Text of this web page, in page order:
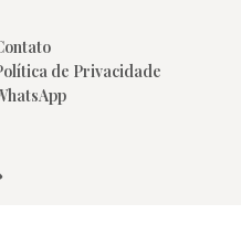
de Privacidade